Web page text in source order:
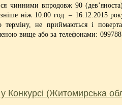
чинними впродовж 90
ніж 10.00 год. – 16.12.2015
терміну, не приймаються і
вище або за телефонами:
Конкурсі (Житомирська